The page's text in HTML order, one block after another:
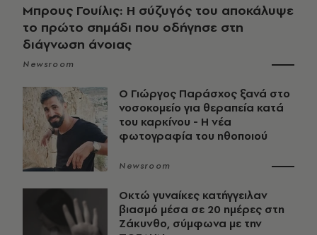
Μπρους Γουίλις: Η σύζυγός του αποκάλυψε
το πρώτο σημάδι που οδήγησε στη
διάγνωση άνοιας
Newsroom
O Γιώργος Παράσχος ξανά στο
νοσοκομείο για θεραπεία κατά
του καρκίνου - Η νέα
φωτογραφία του ηθοποιού
Newsroom
Οκτώ γυναίκες κατήγγειλαν
βιασμό μέσα σε 20 ημέρες στη
Ζάκυνθο, σύμφωνα με την